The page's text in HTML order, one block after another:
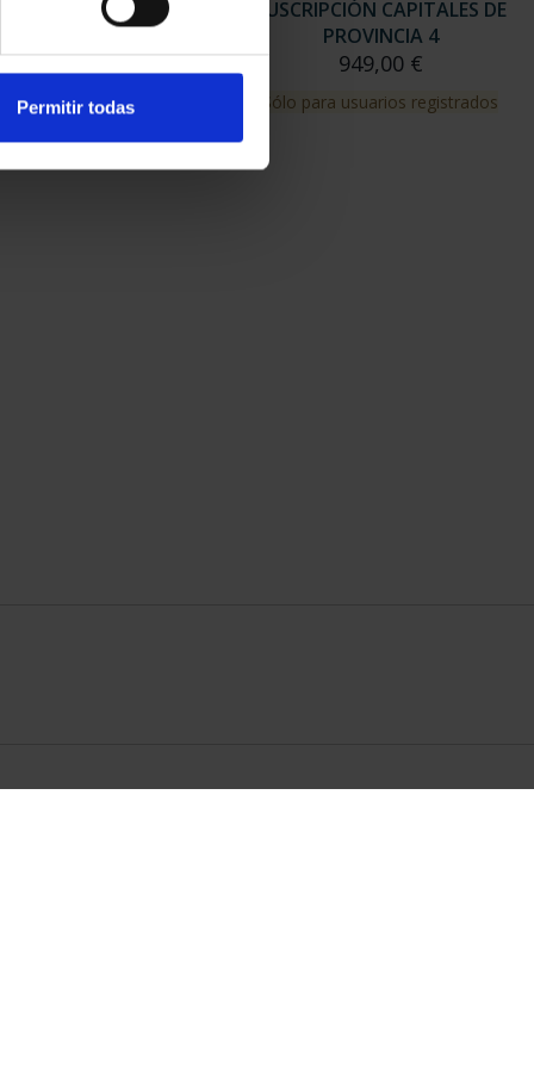
Permitir todas
CAPITALES DE
PROVINCIA 3
949,00 €
para usuarios registrados
SUSCRIPCIÓN CAPITALES DE
PROVINCIA 4
949,00 €
Sólo para usuarios registrados